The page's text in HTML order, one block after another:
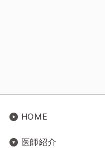
HOME
医師紹介